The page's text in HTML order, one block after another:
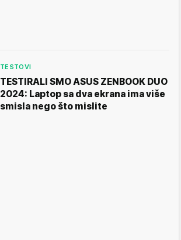
TESTOVI
TESTIRALI SMO ASUS ZENBOOK DUO
2024: Laptop sa dva ekrana ima više
smisla nego što mislite